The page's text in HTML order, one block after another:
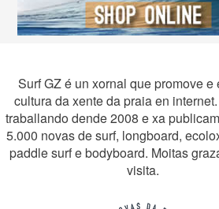
Surf GZ é un xornal que promove e
cultura da xente da praia en
traballando dende 2008 e xa
5.000 novas de surf, longboard,
paddle surf e bodyboard. Moitas
visita.